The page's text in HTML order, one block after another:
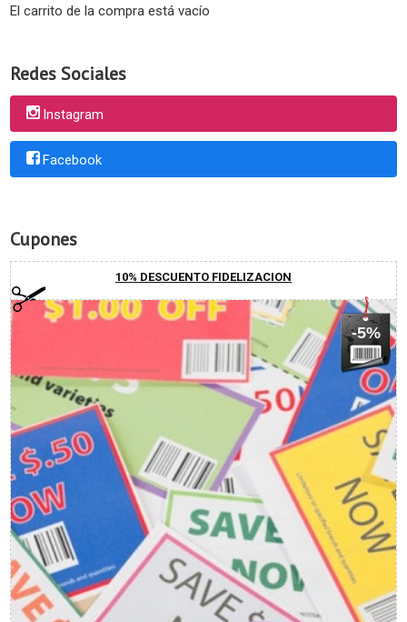
El carrito de la compra está vacío
Redes Sociales
Instagram
Facebook
Cupones
10% DESCUENTO FIDELIZACION
-5%